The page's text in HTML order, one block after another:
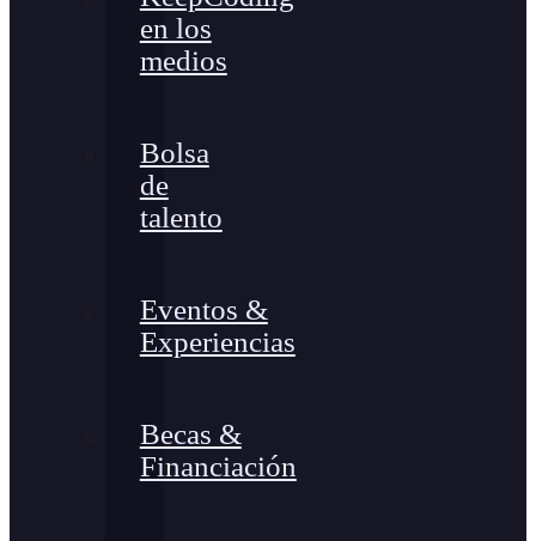
en los
medios
Bolsa
de
talento
Eventos &
Experiencias
Becas &
Financiación